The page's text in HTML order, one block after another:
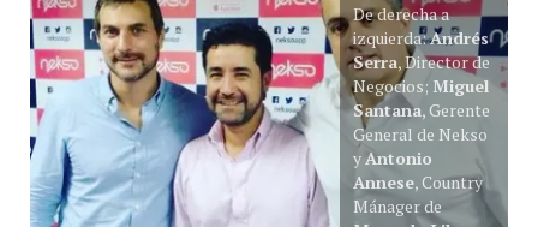
De derecha a
izquierda:Andrés
Serra, Director de
Negocios; Miguel
Santana, Gerente
General de Nekso
y Antonio
Annese, Country
Mánager de